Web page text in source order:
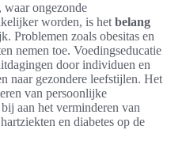
, waar ongezonde
worden, is het belang
Problemen zoals obesitas en
nemen toe. Voedingseducatie
door individuen en
naar gezondere leefstijlen. Het
van persoonlijke
aan het verminderen van
en diabetes op de